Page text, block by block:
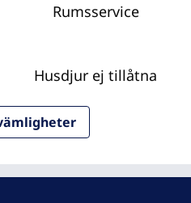
Rumsservice
Husdjur ej tillåtna